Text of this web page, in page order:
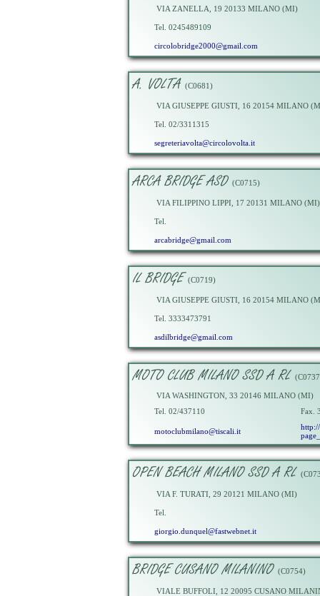
VIA ZANELLA, 19 20133 MILANO (MI)
Tel. 0245489109
circolobridge2000@gmail.com
A. VOLTA (C0681)
VIA GIUSEPPE GIUSTI, 16 20154 MILANO
Tel. 02/3311315
segreteriavolta@circolovolta.it
ARCA BRIDGE ASD(C0715)
VIA FILIPPINO LIPPI, 17 20131 MILANO (MI)
Tel.
arcabridge@gmail.com
IL BRIDGE (C0719)
VIA GIUSEPPE GIUSTI, 16 20154 MILANO
Tel. 3333473791
asdilbridge@gmail.com
MOTO CLUB MILANO SSD A RL
VIA WASHINGTON, 33 20146 MILANO (MI)
Tel. 02/437110
Fax.
motoclubmilano@tiscali.it
OPEN BEACH MILANO SSD A RL
VIA F. TURATI, 29 20121 MILANO (MI)
Tel.
giorgio.dunquel@fastwebnet.it
BRIDGE CUSANO MILANINO (C0754)
VIALE BUFFOLI, 12 20095 CUSANO